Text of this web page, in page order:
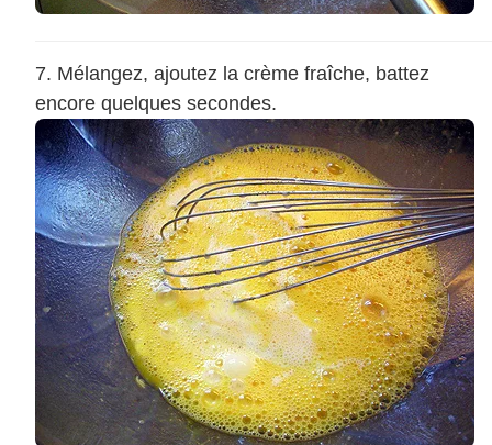
Mélangez, ajoutez la crème fraîche, battez
encore quelques secondes.